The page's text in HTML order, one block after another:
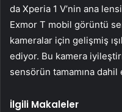
da Xperia 1 V’nin ana
Exmor T mobil görüntü
kameralar için gelişmiş
ediyor. Bu kamera
sensörün tamamına dahil
İlgili Makaleler